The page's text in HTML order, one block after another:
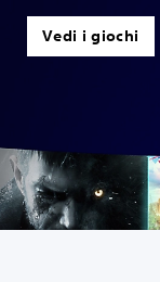
Vedi i giochi